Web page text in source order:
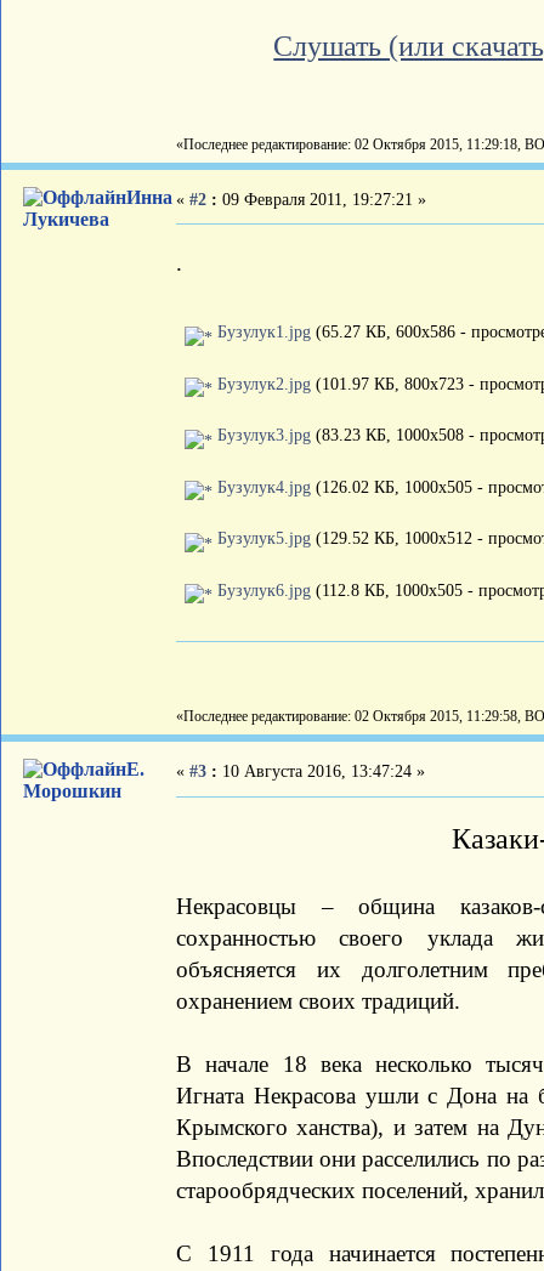
Слушать (или
«Последнее редактирование: 02 Октября 2015, 11:29:18,
Инна
Лукичева
« #2 : 09 Февраля 2011, 19:27:21 »
.
Бузулук1.jpg(65.27 КБ, 600x586 -
Бузулук2.jpg(101.97 КБ, 800x723 -
Бузулук3.jpg(83.23 КБ, 1000x508 -
Бузулук4.jpg(126.02 КБ, 1000x505 -
Бузулук5.jpg(129.52 КБ, 1000x512 -
Бузулук6.jpg(112.8 КБ, 1000x505 -
«Последнее редактирование: 02 Октября 2015, 11:29:58,
Е.
Морошкин
« #3 : 10 Августа 2016, 13:47:24 »
Некрасовцы – община казаков-
сохранностью своего уклада
объясняется их долголетним
охранением своих традиций.
В начале 18 века несколько
Игната Некрасова ушли с Дона на
Крымского ханства), и затем на
Впоследствии они расселились по
старообрядческих поселений,
С 1911 года начинается